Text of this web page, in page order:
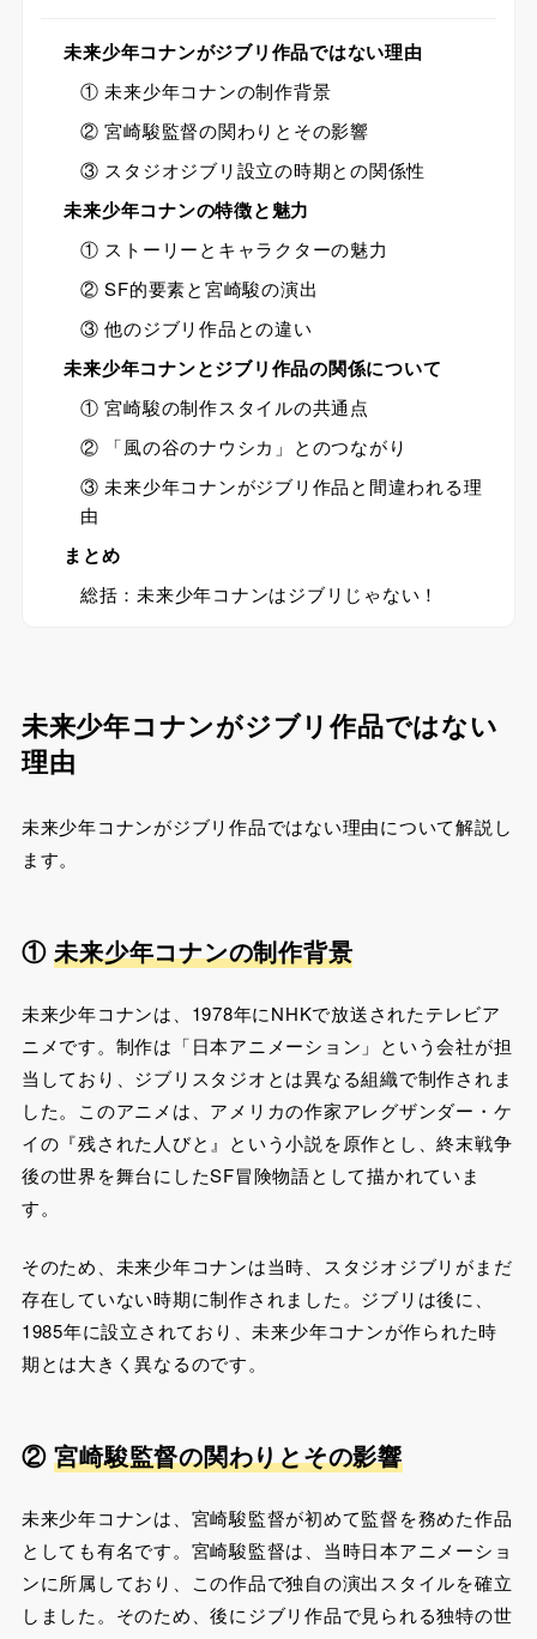
未来少年コナンがジブリ作品ではない理由
① 未来少年コナンの制作背景
② 宮崎駿監督の関わりとその影響
③ スタジオジブリ設立の時期との関係性
未来少年コナンの特徴と魅力
① ストーリーとキャラクターの魅力
② SF的要素と宮崎駿の演出
③ 他のジブリ作品との違い
未来少年コナンとジブリ作品の関係について
① 宮崎駿の制作スタイルの共通点
② 「風の谷のナウシカ」とのつながり
③ 未来少年コナンがジブリ作品と間違われる理
由
まとめ
総括：未来少年コナンはジブリじゃない！
未来少年コナンがジブリ作品ではない
理由
未来少年コナンがジブリ作品ではない理由について解説し
ます。
①未来少年コナンの制作背景
未来少年コナンは、1978年にNHKで放送されたテレビア
ニメです。制作は「日本アニメーション」という会社が担
当しており、ジブリスタジオとは異なる組織で制作されま
した。このアニメは、アメリカの作家アレグザンダー・ケ
イの『残された人びと』という小説を原作とし、終末戦争
後の世界を舞台にしたSF冒険物語として描かれていま
す。
そのため、未来少年コナンは当時、スタジオジブリがまだ
存在していない時期に制作されました。ジブリは後に、
1985年に設立されており、未来少年コナンが作られた時
期とは大きく異なるのです​​​。
②宮崎駿監督の関わりとその影響
未来少年コナンは、宮崎駿監督が初めて監督を務めた作品
としても有名です。宮崎駿監督は、当時日本アニメーショ
ンに所属しており、この作品で独自の演出スタイルを確立
しました。そのため、後にジブリ作品で見られる独特の世